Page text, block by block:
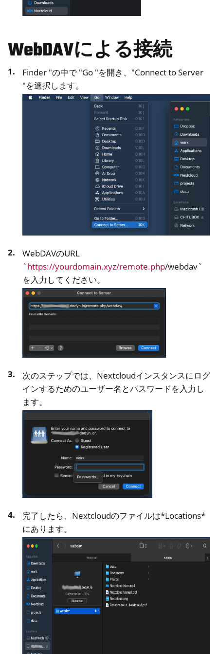
WebDAVによる接続
Finder "の中で "Go "を開き、"Connect to Server
"を選択します。
WebDAVのURL
`https://yourdomain.xyz/remote.php/webdav`
を入力してください。
次のステップでは、Nextcloudインスタンスにログ
インするためのユーザー名とパスワードを入力し
ます。
完了したら、Nextcloudのファイルは*Locations*
にあります。